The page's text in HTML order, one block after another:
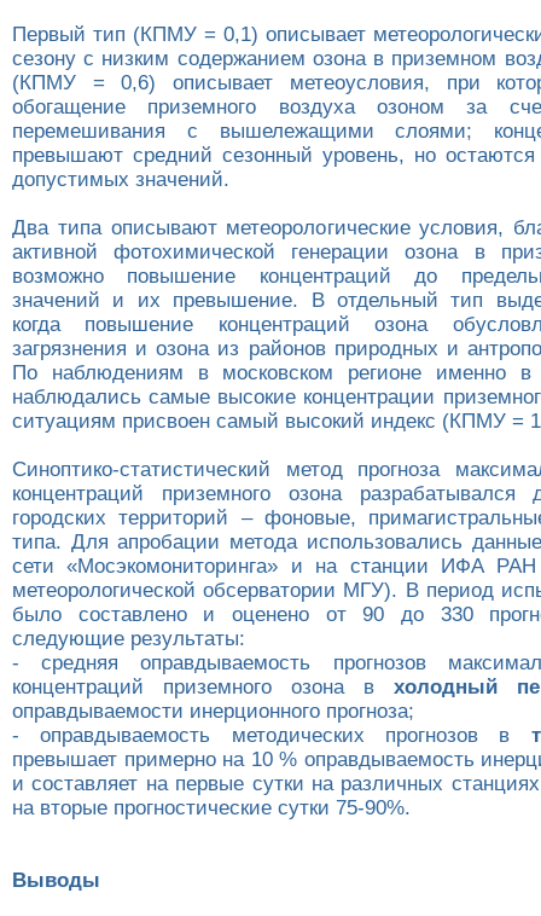
Первый тип (КПМУ = 0,1) описывает
сезону с низким содержанием озона в приземном
(КПМУ = 0,6) описывает метеоусловия, при
обогащение приземного воздуха озоном за
перемешивания с вышележащими слоями;
превышают средний сезонный уровень, но
допустимых значений.
Два типа описывают метеорологические условия,
активной фотохимической генерации озона в
возможно повышение концентраций до
значений и их превышение. В отдельный тип
когда повышение концентраций озона
загрязнения и озона из районов природных и
По наблюдениям в московском регионе именно в
наблюдались самые высокие концентрации
ситуациям присвоен самый высокий индекс (КПМУ =
Синоптико-статистический метод прогноза
концентраций приземного озона
городских территорий – фоновые,
типа. Для апробации метода использовались
сети «Мосэкомониторинга» и на станции ИФА РАН
метеорологической обсерватории МГУ). В период
было составлено и оценено от 90 до 330
следующие результаты:
- средняя оправдываемость прогнозов
концентраций приземного озона в холодный
оправдываемости инерционного прогноза;
- оправдываемость методических прогнозов в
превышает примерно на 10 % оправдываемость
и составляет на первые сутки на различных
на вторые прогностические сутки 75-90%.
Выводы